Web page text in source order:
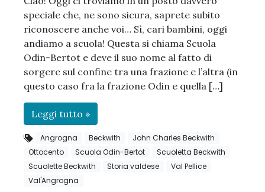
speciale che, ne sono sicura, saprete subito
riconoscere anche voi… Sì, cari bambini, oggi
andiamo a scuola! Questa si chiama Scuola
Odin-Bertot e deve il suo nome al fatto di
sorgere sul confine tra una frazione e l’altra (in
questo caso fra la frazione Odin e quella […]
Leggi tutto »
Angrogna Beckwith
John Charles Beckwith
Ottocento
Scuola Odin-Bertot
Scuoletta Beckwith
Scuolette Beckwith
Storia valdese
Val Pellice
Val'Angrogna